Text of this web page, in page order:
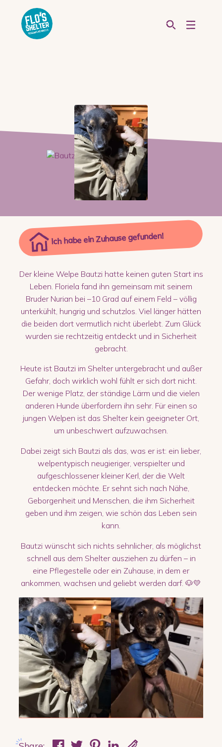
Ich habe ein Zuhause gefunden!
Der kleine Welpe Bautzi hatte keinen guten Start ins
Leben. Floriela fand ihn gemeinsam mit seinem
Bruder Nurian bei –10 Grad auf einem Feld – völlig
unterkühlt, hungrig und schutzlos. Viel länger hätten
die beiden dort vermutlich nicht überlebt. Zum Glück
wurden sie rechtzeitig entdeckt und in Sicherheit
gebracht.
Heute ist Bautzi im Shelter untergebracht und außer
Gefahr, doch wirklich wohl fühlt er sich dort nicht.
Der wenige Platz, der ständige Lärm und die vielen
anderen Hunde überfordern ihn sehr. Für einen so
jungen Welpen ist das Shelter kein geeigneter Ort,
um unbeschwert aufzuwachsen.
Dabei zeigt sich Bautzi als das, was er ist: ein lieber,
welpentypisch neugieriger, verspielter und
aufgeschlossener kleiner Kerl, der die Welt
entdecken möchte. Er sehnt sich nach Nähe,
Geborgenheit und Menschen, die ihm Sicherheit
geben und ihm zeigen, wie schön das Leben sein
kann.
Bautzi wünscht sich nichts sehnlicher, als möglichst
schnell aus dem Shelter ausziehen zu dürfen – in
eine Pflegestelle oder ein Zuhause, in dem er
ankommen, wachsen und geliebt werden darf. 🐶💛